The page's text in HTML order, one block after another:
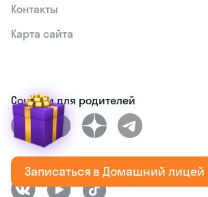
Записаться в Домашний лицей
Контакты
Карта сайта
Соцсети для родителей
Соцсети для школьников